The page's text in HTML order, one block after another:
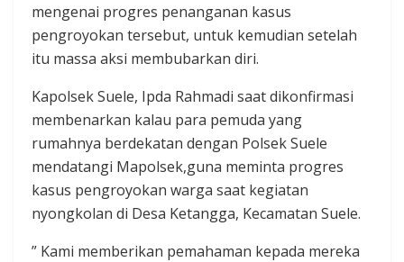
mengenai progres penanganan kasus
pengroyokan tersebut, untuk kemudian setelah
itu massa aksi membubarkan diri.
Kapolsek Suele, Ipda Rahmadi saat dikonfirmasi
membenarkan kalau para pemuda yang
rumahnya berdekatan dengan Polsek Suele
mendatangi Mapolsek,guna meminta progres
kasus pengroyokan warga saat kegiatan
nyongkolan di Desa Ketangga, Kecamatan Suele.
” Kami memberikan pemahaman kepada mereka